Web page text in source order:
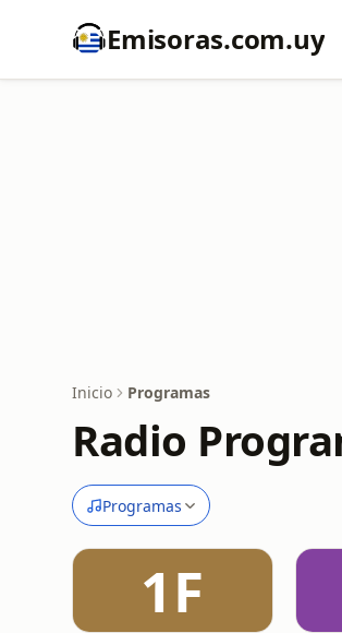
Emisoras.com.uy
Inicio Programas
Radio
Programas
1F